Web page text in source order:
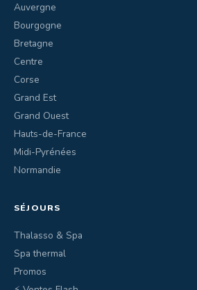
Auvergne
Bourgogne
Bretagne
Centre
Corse
Grand Est
Grand Ouest
Hauts-de-France
Midi-Pyrénées
Normandie
SÉJOURS
Thalasso & Spa
Spa thermal
Promos